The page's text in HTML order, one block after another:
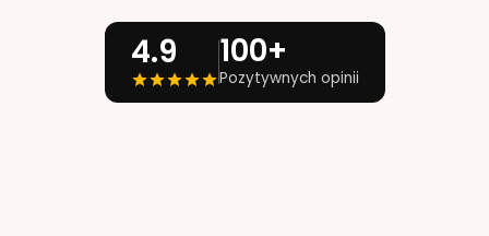
4.9 100+
Pozytywnych opinii